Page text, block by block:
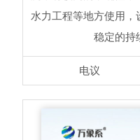
水力工程等地方使用
稳定的持
电议